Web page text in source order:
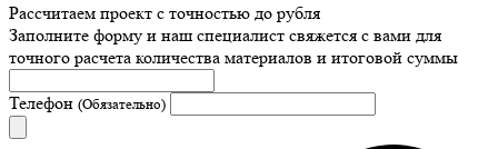
Рассчитаем проект с точностью до рубля
Заполните форму и наш специалист свяжется с вами для
точного расчета количества материалов и итоговой суммы
Телефон (Обязательно)